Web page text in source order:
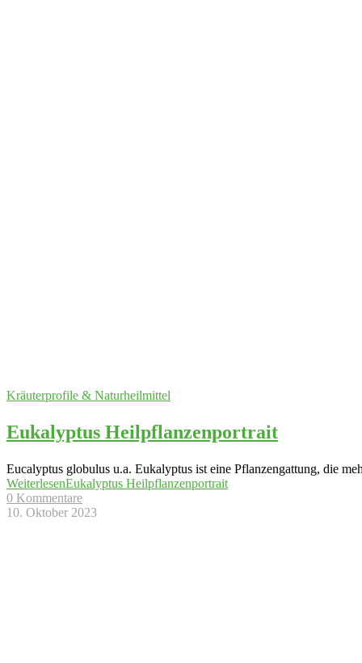
Kräuterprofile & Naturheilmittel
Eukalyptus Heilpflanzenportrait
Eucalyptus globulus u.a. Eukalyptus ist eine Pflanzengattung, die
WeiterlesenEukalyptus Heilpflanzenportrait
0 Kommentare
10. Oktober 2023